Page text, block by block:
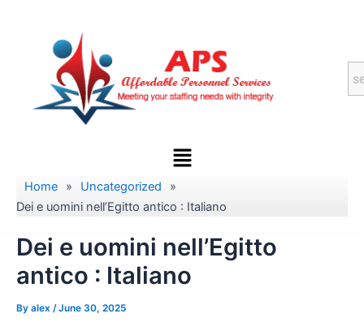
Menu
Home » Uncategorized
»
Dei e uomini nell’Egitto antico : Italiano
Dei e uomini nell’Egitto
antico : Italiano
By alex /June 30, 2025